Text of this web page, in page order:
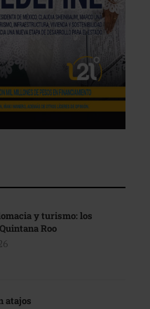
y turismo: los
Roo
atajos